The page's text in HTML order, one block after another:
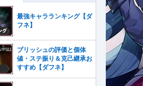
最強キャラランキング【ダ
フネ】
プリッシュの評価と個体
値・ステ振り＆克己継承お
すすめ【ダフネ】